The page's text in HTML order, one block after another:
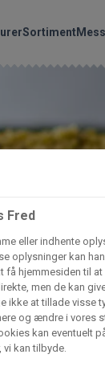
Sortiment
BC
L. C.
Opret en profil
eller
og produkter -
helst.
Opret profil
Fred
eller indhente
oplysninger kan
hjemmesiden til at
men de kan
ikke at tillade visse
og ændre i vores
kan eventuelt
kan tilbyde.